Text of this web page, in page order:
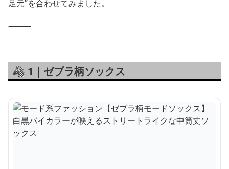
足元”を合わせてみました。
⸻
🦓 1｜ゼブラ柄ソックス